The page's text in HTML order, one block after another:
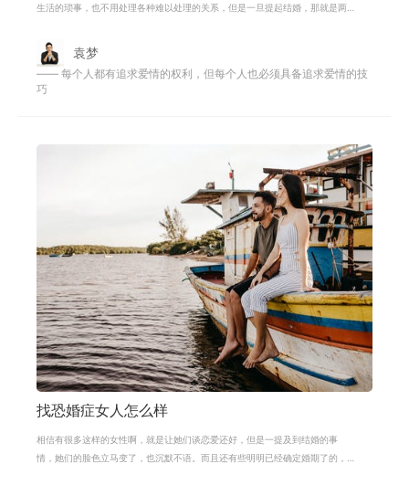
生活的琐事，也不用处理各种难以处理的关系，但是一旦提起结婚，那就是两
袁梦
—— 每个人都有追求爱情的权利，但每个人也必须具备追求爱情的技
巧
找恐婚症女人怎么样
相信有很多这样的女性啊，就是让她们谈恋爱还好，但是一提及到结婚的事
情，她们的脸色立马变了，也沉默不语。而且还有些明明已经确定婚期了的，